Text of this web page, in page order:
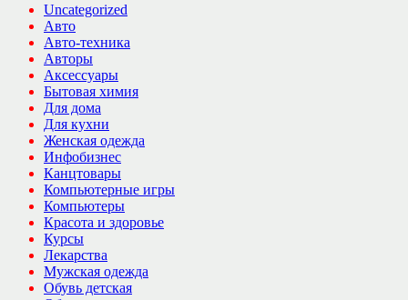
Uncategorized
Авто
Авто-техника
Авторы
Аксессуары
Бытовая химия
Для дома
Для кухни
Женская одежда
Инфобизнес
Канцтовары
Компьютерные игры
Компьютеры
Красота и здоровье
Курсы
Лекарства
Мужская одежда
Обувь детская